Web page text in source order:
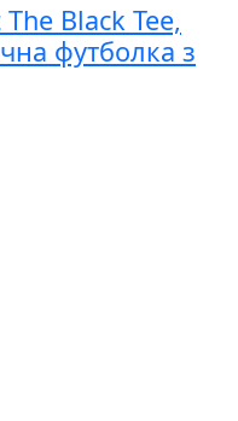
Black Tee,
футболка з